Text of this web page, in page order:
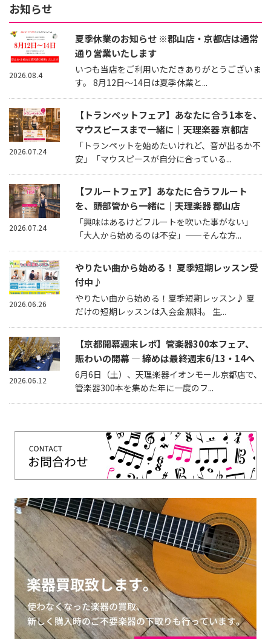
お知らせ
夏季休業のお知らせ ※郡山店・京都店は通常
通り営業いたします
いつも当店をご利用いただきありがとうございま
す。 8月12日～14日は夏季休業と...
2026.08.4
【トランペットフェア】あなたに合う1本を、
マウスピースまで一緒に｜天理楽器 京都店
「トランペットを始めたいけれど、音が出るか不
安」「マウスピースが自分に合っている...
2026.07.24
【フルートフェア】あなたに合うフルート
を、頭部管から一緒に｜天理楽器 郡山店
「興味はあるけどフルートを吹いた事がない」
「大人から始めるのは不安」——そんな方...
2026.07.24
やりたい曲から始める！ 夏季短期レッスン受
付中♪
やりたい曲から始める！夏季短期レッスン♪ 夏
だけの短期レッスンは入会金無料。 生...
2026.06.26
【京都開幕週末レポ】管楽器300本フェア、
賑わいの開幕 — 締めは最終週末6/13・14へ
6月6日（土）、天理楽器イオンモール京都店で、
管楽器300本を集めた年に一度のフ...
2026.06.12